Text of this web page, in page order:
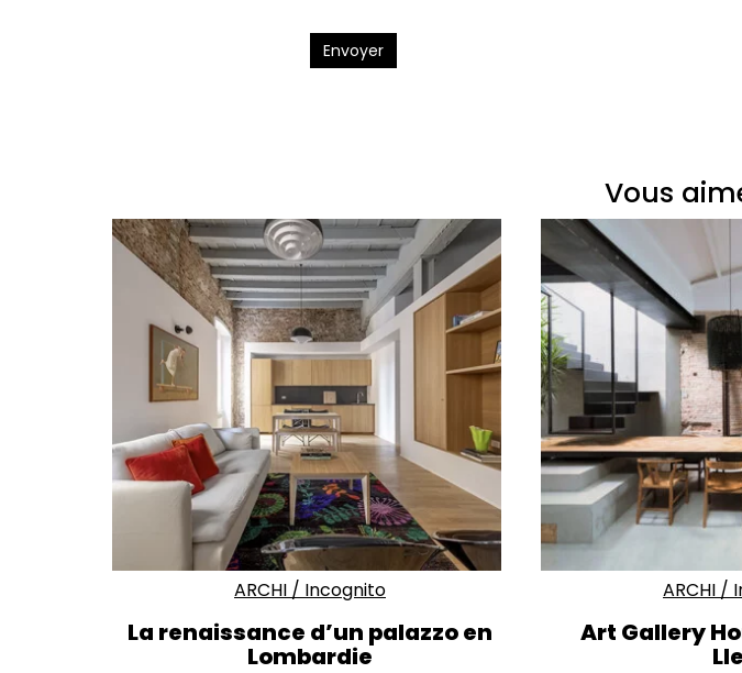
Envoyer
Vous
ARCHI / Incognito
La renaissance d’un palazzo en
Lombardie
ARCHI /
Art Gallery